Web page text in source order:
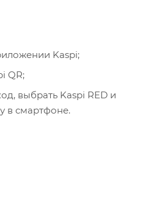
Kaspi;
QR;
выбрать Kaspi RED и
в смартфоне.